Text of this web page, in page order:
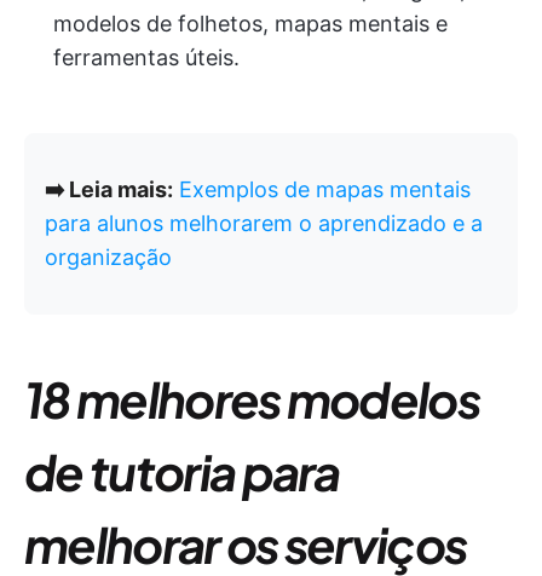
modelos de folhetos, mapas mentais e
ferramentas úteis.
➡️ Leia mais: Exemplos de mapas mentais
para alunos melhorarem o aprendizado e a
organização
18 melhores modelos
de tutoria para
melhorar os serviços